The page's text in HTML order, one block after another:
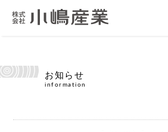
お知らせ
information